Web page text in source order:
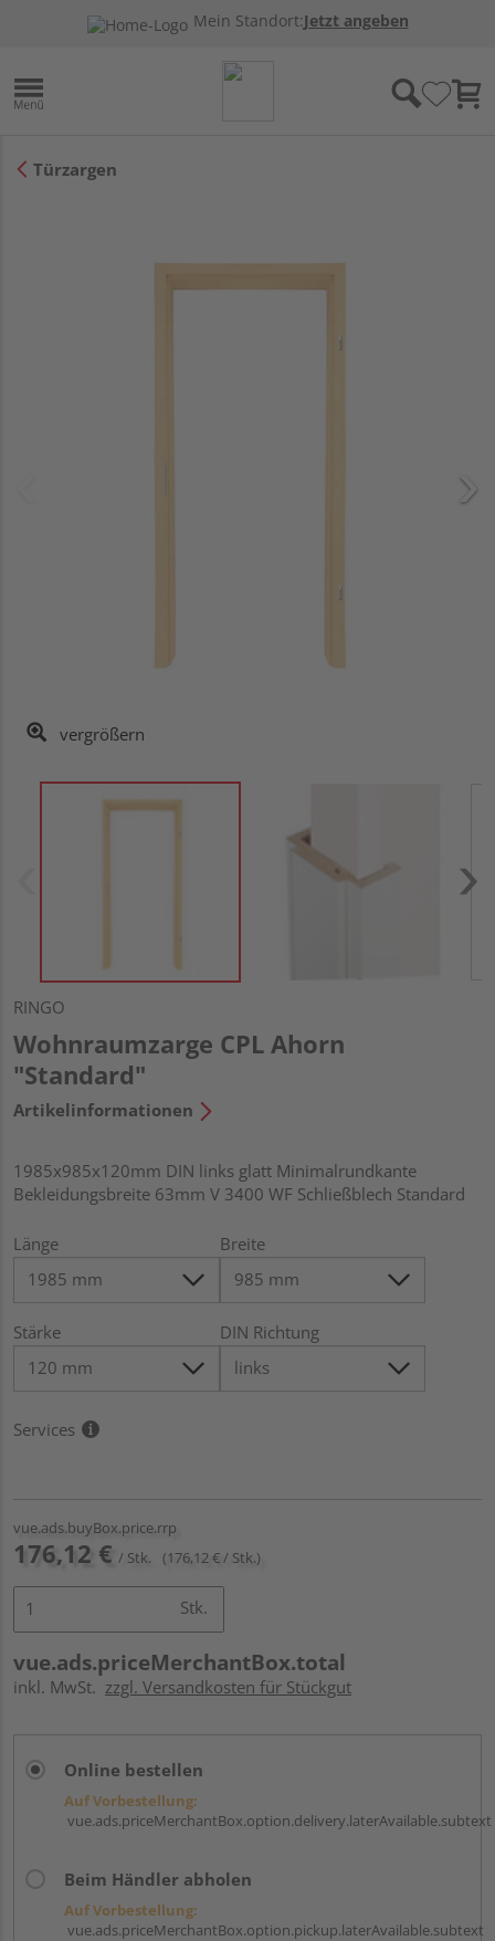
Mein Standort:Jetzt angeben
Türzargen
vergrößern
RINGO
Wohnraumzarge CPL Ahorn
"Standard"
Artikelinformationen
1985x985x120mm DIN links glatt Minimalrundkante
Bekleidungsbreite 63mm V 3400 WF Schließblech Standard
Länge Breite
Stärke DIN Richtung
Services
vue.ads.buyBox.price.rrp
176,12 € / Stk. (176,12 € / Stk.)
Stk.
vue.ads.priceMerchantBox.total
inkl. MwSt. zzgl. Versandkosten für Stückgut
Online bestellen
Auf Vorbestellung:
vue.ads.priceMerchantBox.option.delivery.laterAvailable.subtext
Beim Händler abholen
Auf Vorbestellung:
vue.ads.priceMerchantBox.option.pickup.laterAvailable.subtext